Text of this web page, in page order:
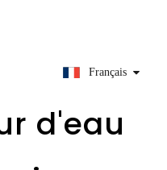
Français
d'eau